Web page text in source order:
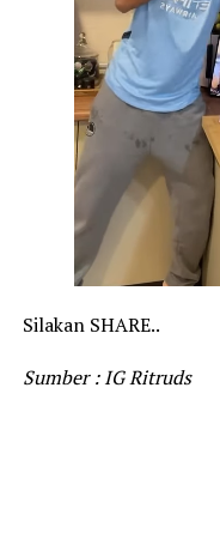
Silakan SHARE..
Sumber : IG Ritruds